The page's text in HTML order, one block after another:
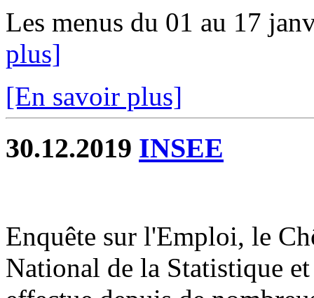
Les menus du 01 au 17
plus]
[En savoir plus]
30.12.2019 INSEE
Enquête sur l'Emploi, le
National de la Statistique